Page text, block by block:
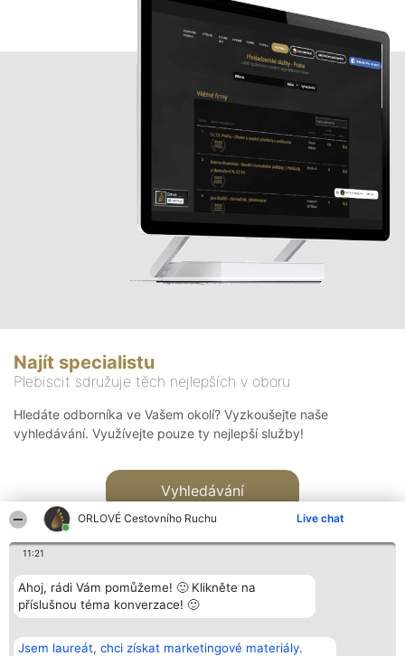
ORLOVÉ Cestovního Ruchu Live chat
11:21
Ahoj, rádi Vám pomůžeme! 🙂 Klikněte na
příslušnou téma konverzace! 🙂
Jsem laureát, chci získat marketingové materiály.
Najít specialistu
Plebiscit sdružuje těch nejlepších v oboru
Hledáte odborníka ve Vašem okolí? Vyzkoušejte naše
vyhledávání. Využívejte pouze ty nejlepší služby!
Vyhledávání
Bright Side Solutions sp. z o.
o. sp. k.
Vítězové
Seznam všech
Kontakt